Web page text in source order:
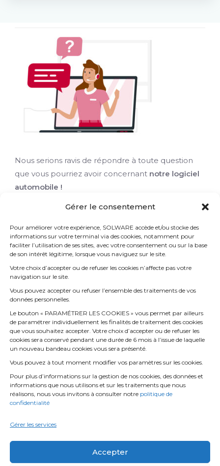
Gérer le consentement
Pour améliorer votre expérience, SOLWARE accède et/ou stocke des
informations sur votre terminal via des cookies, notamment pour
faciliter l’utilisation de ses sites, avec votre consentement ou sur la base
de son intérêt légitime, lorsque vous naviguez sur le site.
Votre choix d’accepter ou de refuser les cookies n’affecte pas votre
navigation sur le site.
Vous pouvez accepter ou refuser l’ensemble des traitements de vos
données personnelles.
Le bouton « PARAMÉTRER LES COOKIES » vous permet par ailleurs
de paramétrer individuellement les finalités de traitement des cookies
que vous souhaitez accepter. Votre choix d’accepter ou de refuser les
cookies sera conservé pendant une durée de 6 mois à l’issue de laquelle
un nouveau bandeau cookies vous sera présenté.
Vous pouvez à tout moment modifier vos paramètres sur les cookies.
Pour plus d’informations sur la gestion de nos cookies, des données et
informations que nous utilisons et sur les traitements que nous
réalisons, nous vous invitons à consulter notre politique de
confidentialité
Gérer les services
Accepter
Nous serions ravis de répondre à toute question
que vous pourriez avoir concernant notre logiciel
automobile !
Remplissez le formulaire et nous vous
contacterons le plus rapidement. Vous pouvez
aussi nous joindre par téléphone au +33 4 72 52 70
70 Choix 2.